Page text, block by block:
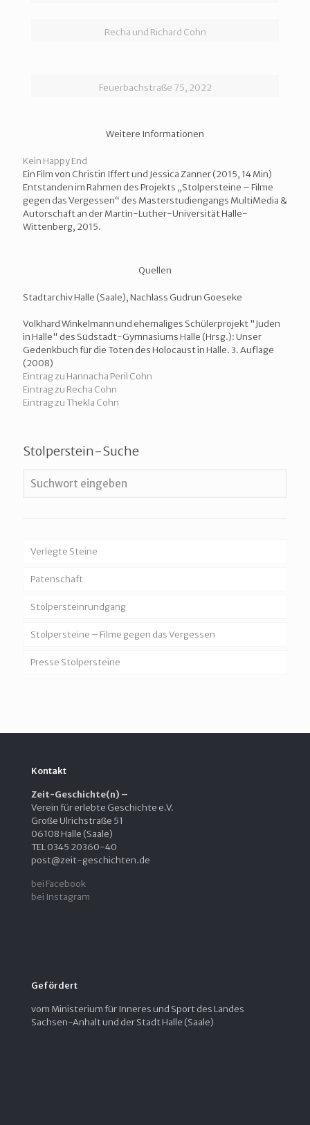
Recha und Richard Cohn
Feuerbachstraße 75, 2022
Weitere Informationen
Kein Happy End
Ein Film von Christin Iffert und Jessica Zanner (2015, 14 Min)
Entstanden im Rahmen des Projekts „Stolpersteine – Filme
gegen das Vergessen“ des Masterstudiengangs MultiMedia &
Autorschaft an der Martin-Luther-Universität Halle-
Wittenberg, 2015.
Quellen
Stadtarchiv Halle (Saale), Nachlass Gudrun Goeseke
Volkhard Winkelmann und ehemaliges Schülerprojekt "Juden
in Halle" des Südstadt-Gymnasiums Halle (Hrsg.): Unser
Gedenkbuch für die Toten des Holocaust in Halle. 3. Auflage
(2008)
Eintrag zu Hannacha Peril Cohn
Eintrag zu Recha Cohn
Eintrag zu Thekla Cohn
Stolperstein-Suche
Verlegte Steine
Patenschaft
Stolpersteinrundgang
Stolpersteine – Filme gegen das Vergessen
Presse Stolpersteine
Kontakt
Zeit-Geschichte(n) –
Verein für erlebte Geschichte e.V.
Große Ulrichstraße 51
06108 Halle (Saale)
TEL 0345 20360-40
post@zeit-geschichten.de
bei Facebook
bei Instagram
Gefördert
vom Ministerium für Inneres und Sport des Landes
Sachsen-Anhalt und der Stadt Halle (Saale)